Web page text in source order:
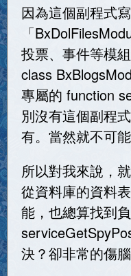
因為這個副程式
「
投票、事件等模
class
專屬的 function
別沒有這個副程
有。當然就不可
所以對我來說，
從資料庫的資料
能，也總算找到
決？卻非常的傷腦